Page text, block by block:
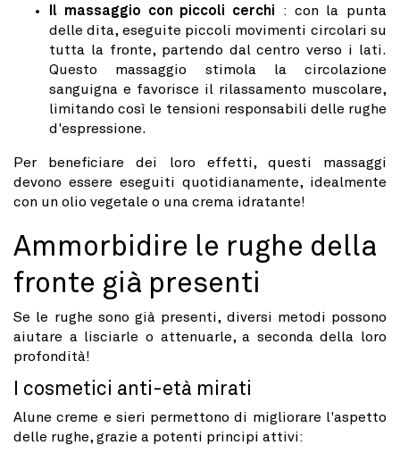
Il massaggio con piccoli cerchi : con la punta
delle dita, eseguite piccoli movimenti circolari su
tutta la fronte, partendo dal centro verso i lati.
Questo massaggio stimola la circolazione
sanguigna e favorisce il rilassamento muscolare,
limitando così le tensioni responsabili delle rughe
d'espressione.
Per beneficiare dei loro effetti, questi massaggi
devono essere eseguiti quotidianamente, idealmente
con un olio vegetale o una crema idratante!
Ammorbidire le rughe della
fronte già presenti
Se le rughe sono già presenti, diversi metodi possono
aiutare a lisciarle o attenuarle, a seconda della loro
profondità!
I cosmetici anti-età mirati
Alune creme e sieri permettono di migliorare l'aspetto
delle rughe, grazie a potenti principi attivi: